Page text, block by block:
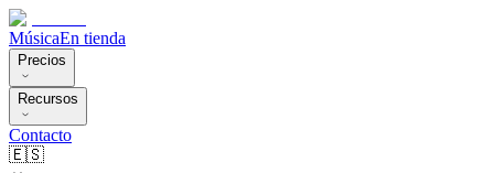
MúsicaEn tienda
Precios
Recursos
Contacto
🇪🇸